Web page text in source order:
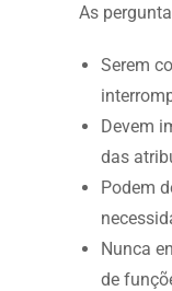
As
Serem
Devem
das
Podem
Nunca
de